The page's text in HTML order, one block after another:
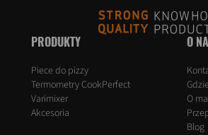
PRODUKTY
Piece do pizzy
Termometry CookPerfect
Varimixer
Akcesoria
O
O
Blog